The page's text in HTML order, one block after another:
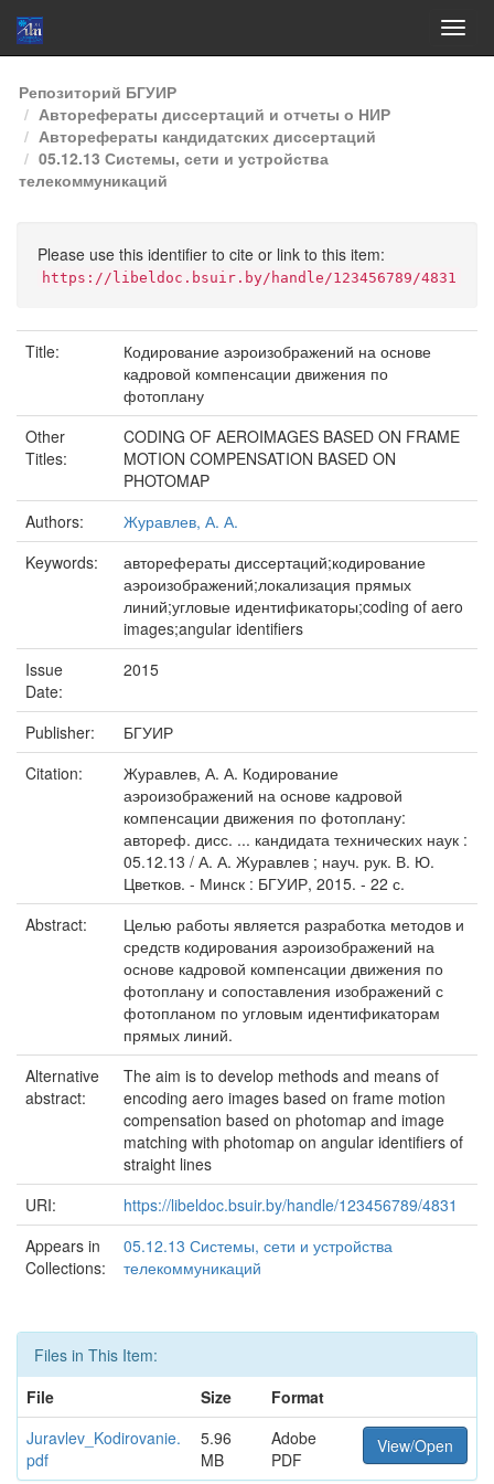
Skip
navigation
Репозиторий БГУИР
Авторефераты диссертаций и отчеты о НИР
Авторефераты кандидатских диссертаций
05.12.13 Системы, сети и устройства
телекоммуникаций
Please use this identifier to cite or link to this item:
https://libeldoc.bsuir.by/handle/123456789/4831
Title:
Кодирование аэроизображений на основе
кадровой компенсации движения по
фотоплану
Other
Titles:
CODING OF AEROIMAGES BASED ON FRAME
MOTION COMPENSATION BASED ON
PHOTOMAP
Authors:
Журавлев, А. А.
Keywords:
авторефераты диссертаций;кодирование
аэроизображений;локализация прямых
линий;угловые идентификаторы;coding of aero
images;angular identifiers
Issue
Date:
2015
Publisher:
БГУИР
Citation:
Журавлев, А. А. Кодирование
аэроизображений на основе кадровой
компенсации движения по фотоплану:
автореф. дисс. ... кандидата технических наук :
05.12.13 / А. А. Журавлев ; науч. рук. В. Ю.
Цветков. - Минск : БГУИР, 2015. - 22 с.
Abstract:
Целью работы является разработка методов и
средств кодирования аэроизображений на
основе кадровой компенсации движения по
фотоплану и сопоставления изображений с
фотопланом по угловым идентификаторам
прямых линий.
Alternative
abstract:
The aim is to develop methods and means of
encoding aero images based on frame motion
compensation based on photomap and image
matching with photomap on angular identifiers of
straight lines
URI:
https://libeldoc.bsuir.by/handle/123456789/4831
Appears in
Collections:
05.12.13 Системы, сети и устройства
телекоммуникаций
Files in This Item:
File
Size
Format
Juravlev_Kodirovanie.
pdf
5.96
MB
Adobe
PDF
View/Open